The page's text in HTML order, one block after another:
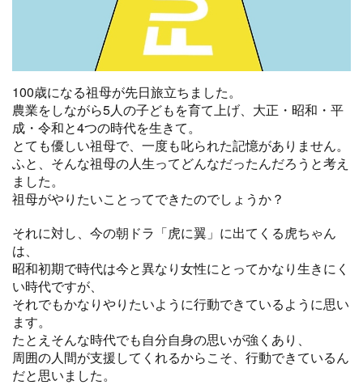
100歳になる祖母が先日旅立ちました。
農業をしながら5人の子どもを育て上げ、大正・昭和・平
成・令和と4つの時代を生きて。
とても優しい祖母で、一度も叱られた記憶がありません。
ふと、そんな祖母の人生ってどんなだったんだろうと考え
ました。
祖母がやりたいことってできたのでしょうか？
それに対し、今の朝ドラ「虎に翼」に出てくる虎ちゃん
は、
昭和初期で時代は今と異なり女性にとってかなり生きにく
い時代ですが、
それでもかなりやりたいように行動できているように思い
ます。
たとえそんな時代でも自分自身の思いが強くあり、
周囲の人間が支援してくれるからこそ、行動できているん
だと思いました。